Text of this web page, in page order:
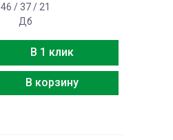
46 / 37 / 21
Дб
В 1 клик
В корзину